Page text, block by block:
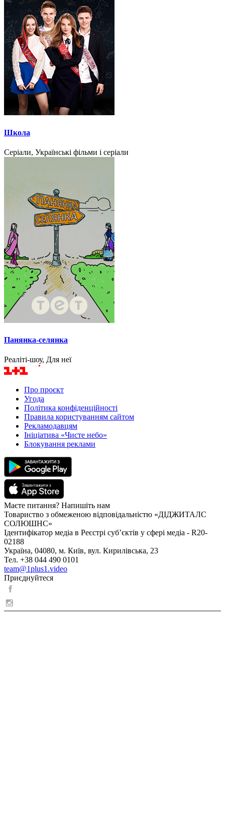
Школа
Серіали, Українські фільми і серіали
Панянка-селянка
Реаліті-шоу, Для неї
Про проєкт
Угода
Політика конфіденційності
Правила користуванням сайтом
Рекламодавцям
Ініціатива «Чисте небо»
Блокування реклами
Маєте питання? Напишіть нам
Товариство з обмеженою відповідальністю «ДІДЖИТАЛС
СОЛЮШНС»
Ідентифікатор медіа в Реєстрі суб’єктів у сфері медіа - R20-
02188
Україна, 04080, м. Київ, вул. Кирилівська, 23
Тел. +38 044 490 0101
team@1plus1.video
Приєднуйтеся